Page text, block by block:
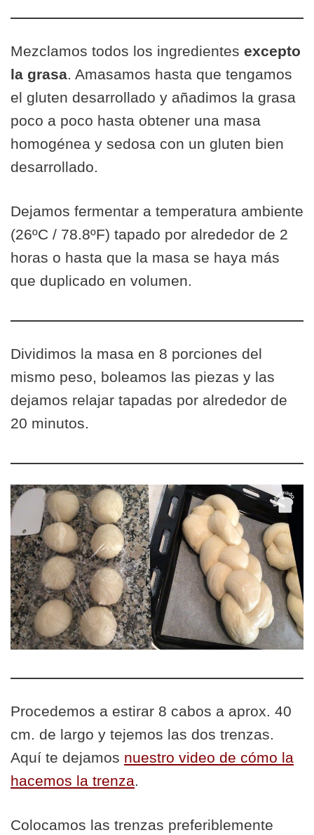
Mezclamos todos los ingredientes excepto
la grasa. Amasamos hasta que tengamos
el gluten desarrollado y añadimos la grasa
poco a poco hasta obtener una masa
homogénea y sedosa con un gluten bien
desarrollado.
Dejamos fermentar a temperatura ambiente
(26ºC / 78.8ºF) tapado por alrededor de 2
horas o hasta que la masa se haya más
que duplicado en volumen.
Dividimos la masa en 8 porciones del
mismo peso, boleamos las piezas y las
dejamos relajar tapadas por alrededor de
20 minutos.
Procedemos a estirar 8 cabos a aprox. 40
cm. de largo y tejemos las dos trenzas.
Aquí te dejamos nuestro video de cómo la
hacemos la trenza.
Colocamos las trenzas preferiblemente